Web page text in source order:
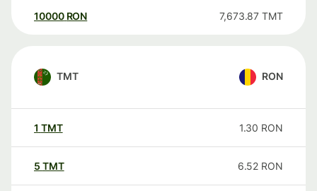
10000 RON 7,673.87 TMT
TMT RON
1 TMT 1.30 RON
5 TMT 6.52 RON